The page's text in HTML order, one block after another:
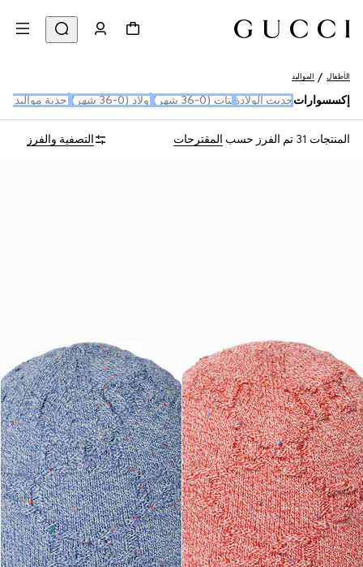
الأطفال المواليد
إكسسوارات حديث الولادة بنات (0-36 شهر) أولاد (0-36 شهر) أحذية مواليد (16-19)
المنتجات 31 تم الفرز حسب المقترحات التصفية والفرز